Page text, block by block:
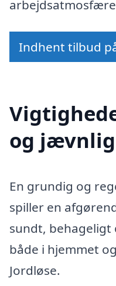
Indhent tilbud
og
En grundig og
spiller en
sundt,
både i hjemmet
Jordløse.